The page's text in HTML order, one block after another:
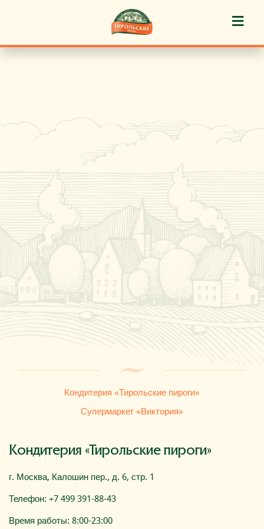
Кондитерия «Тирольские пироги»
Супермаркет «Виктория»
Кондитерия «Тирольские пироги»
г. Москва, Калошин пер., д. 6, стр. 1
Телефон: +7 499 391-88-43
Время работы: 8:00-23:00
≡
Пирожные «Тирольские» ®
Торты «Тирольские» ®
Куличи
Кафе-кондитерские
Новости
Где купить
О компании